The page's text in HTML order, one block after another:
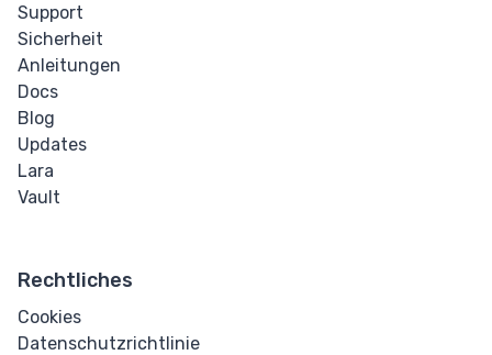
Fortschritt
COMPONENTS
Karte
Alarm
Generator
Support
Sicherheit
Anleitungen
Docs
Blog
Updates
Lara
Vault
Rechtliches
Cookies
Datenschutzrichtlinie